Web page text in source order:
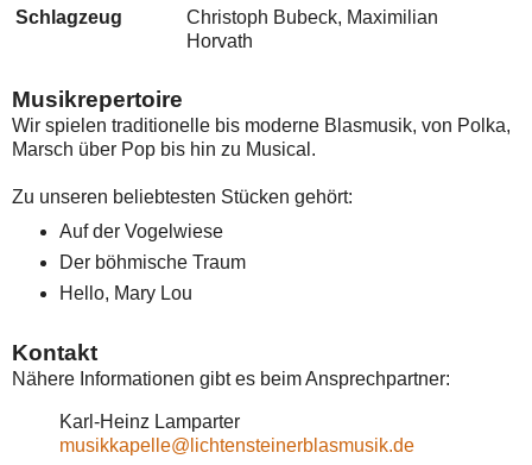
Schlagzeug
Christoph Bubeck, Maximilian
Horvath
Musikrepertoire
Wir spielen traditionelle bis moderne Blasmusik, von Polka,
Marsch über Pop bis hin zu Musical.
Zu unseren beliebtesten Stücken gehört:
Auf der Vogelwiese
Der böhmische Traum
Hello, Mary Lou
Kontakt
Nähere Informationen gibt es beim Ansprechpartner:
Karl-Heinz Lamparter
musikkapelle@lichtensteinerblasmusik.de